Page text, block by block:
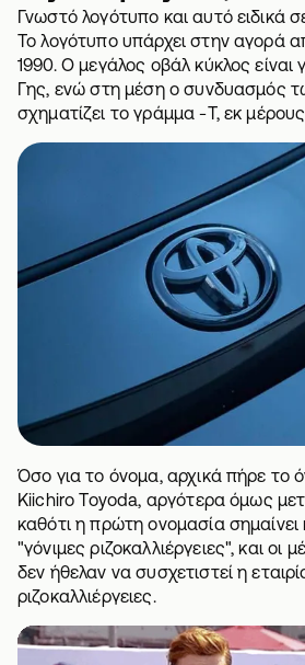
Γνωστό λογότυπο και αυτό ειδικά
Το λογότυπο υπάρχει στην αγορά
1990. Ο μεγάλος οβάλ κύκλος είναι
Γης, ενώ στη μέση ο συνδυασμός
σχηματίζει το γράμμα -T, εκ
Όσο για το όνομα, αρχικά πήρε το
Kiichiro Toyoda, αργότερα όμως
καθότι η πρώτη ονομασία σημαίνει
"γόνιμες ριζοκαλλιέργειες", και οι
δεν ήθελαν να συσχετιστεί η
ριζοκαλλιέργειες.